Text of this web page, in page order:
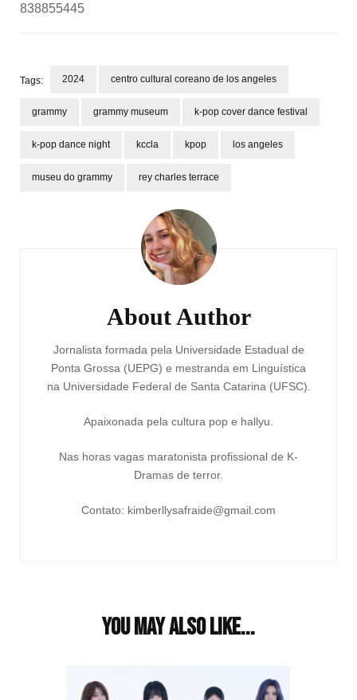
838855445
Tags: 2024 centro cultural coreano de los angeles
grammy grammy museum k-pop cover dance festival
k-pop dance night kccla kpop los angeles
museu do grammy rey charles terrace
About Author
Jornalista formada pela Universidade Estadual de
Ponta Grossa (UEPG) e mestranda em Linguística
na Universidade Federal de Santa Catarina (UFSC).
Apaixonada pela cultura pop e hallyu.
Nas horas vagas maratonista profissional de K-
Dramas de terror.
Contato: kimberllysafraide@gmail.com
You may also like...